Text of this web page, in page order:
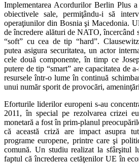
Implementarea Acordurilor Berlin Plus
obiectivele sale, permiţându-i să
operaţiunilor din Bosnia şi Macedonia.
de încredere alături de NATO, încercând
“soft” cu cea de tip “hard”.
putea asigura securitatea, un actor
cele două componente, în timp ce
putere de tip “smart” are capacitatea de
resursele într-o lume în continuă
unui număr sporit de provocări,
Eforturile liderilor europeni s-au
2011, în special pe rezolvarea crizei
monetară a fost în prim-planul
că această criză are impact asupra
programe europene, printre care şi
comună. Un studiu realizat la sfârşitul
faptul că încrederea cetăţenilor UE în